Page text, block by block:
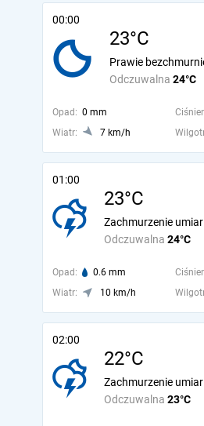
00:00
23°C
Odczuwalna 24°C
Prawie
Opad: 0 mm
Wiatr:
7 km/h
01:00
23°C
Odczuwalna 24°C
Zachmurzenie
Opad: 0.6 mm
Wiatr:
10 km/h
02:00
22°C
Odczuwalna 23°C
Zachmurzenie